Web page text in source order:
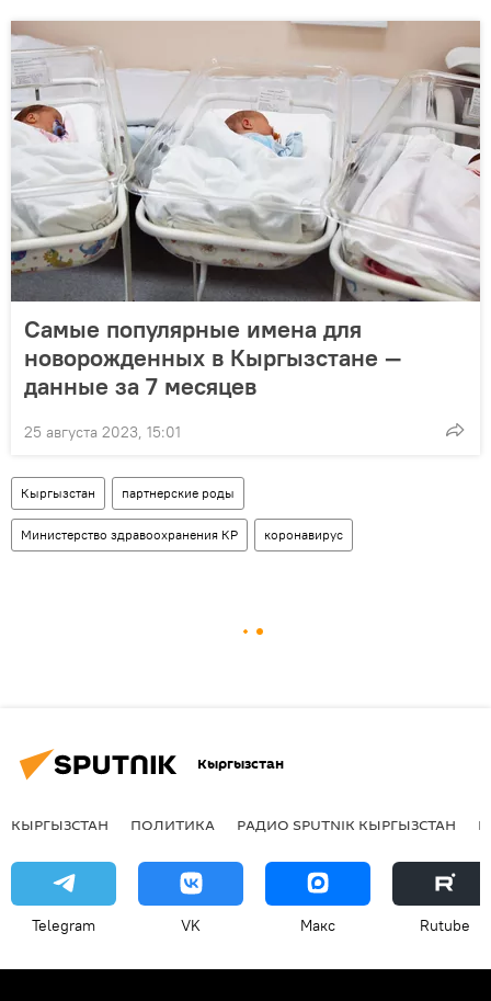
Самые популярные имена для
новорожденных в Кыргызстане —
данные за 7 месяцев
25 августа 2023, 15:01
Кыргызстан партнерские роды
Министерство здравоохранения КР коронавирус
Кыргызстан
КЫРГЫЗСТАН ПОЛИТИКА РАДИО SPUTNIK КЫРГЫЗСТАН
Telegram VK Макс Rutube